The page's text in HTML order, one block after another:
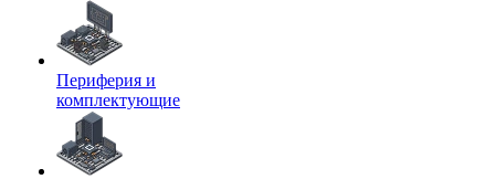
Периферия и
комплектующие